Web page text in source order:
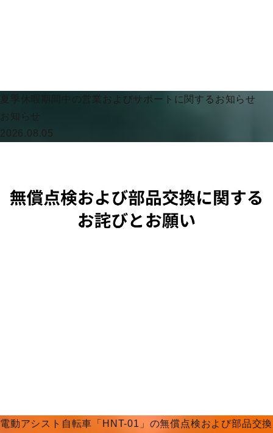
夏季休暇期間中の営業およびサポートに関するお知らせ
2026.08.05
電動アシスト自転車「HNT-01」の無償点検および部品交換